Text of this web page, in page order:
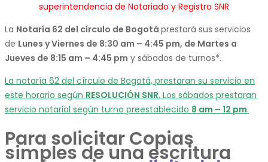
superintendencia de Notariado y Registro SNR
La Notaría 62 del círculo de Bogotá prestará sus servicios
de Lunes y Viernes de 8:30 am – 4:45 pm, de Martes a
Jueves de 8:15 am – 4:45 pm y sábados de turnos*.
La notaría 62 del círculo de Bogotá, prestaran su servicio en
este horario según RESOLUCIÓN SNR. Los sábados prestaran
servicio notarial según turno preestablecido 8 am – 12 pm.
Para solicitar Copias
simples de una escritura